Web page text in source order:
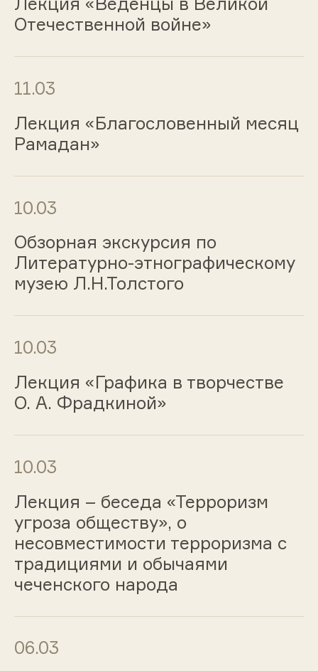
Отечественной войне»
11.03
Лекция «Благословенный месяц
Рамадан»
10.03
Обзорная экскурсия по
Литературно-этнографическому
музею Л.Н.Толстого
10.03
Лекция «Графика в творчестве
О. А. Фрадкиной»
10.03
Лекция – беседа «Терроризм
угроза обществу», о
несовместимости терроризма с
традициями и обычаями
чеченского народа
06.03